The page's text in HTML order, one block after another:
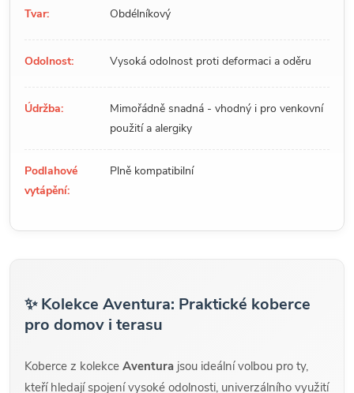
Tvar: Obdélníkový
Odolnost: Vysoká odolnost proti deformaci a oděru
Údržba:
Mimořádně snadná - vhodný i pro venkovní
použití a alergiky
Podlahové
vytápění:
Plně kompatibilní
✨ Kolekce Aventura: Praktické koberce
pro domov i terasu
Koberce z kolekce Aventura jsou ideální volbou pro ty,
kteří hledají spojení vysoké odolnosti, univerzálního využití